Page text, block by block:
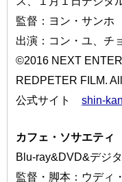
監督：ヨン・サンホ
出演：コン・ユ、
©2016 NEXT
REDPETER FILM.
公式サイトshin-
カフェ・ソサエティ
Blu-ray&DVD&デジ
監督・脚本：ウディ